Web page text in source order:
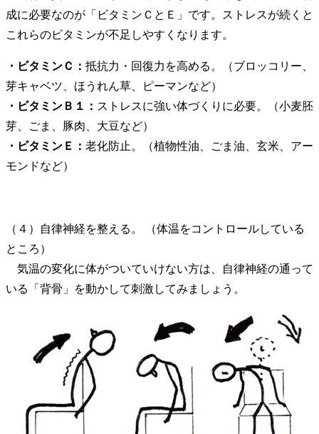
成に必要なのが「ビタミンＣとＥ」です。ストレスが続くと
これらのビタミンが不足しやすくなります。
・ビタミンＣ： 抵抗力・回復力を高める。（ブロッコリー、
芽キャベツ、ほうれん草、ピーマンなど）
・ビタミンＢ１： ストレスに強い体づくりに必要。（小麦胚
芽、ごま、豚肉、大豆など）
・ビタミンＥ： 老化防止。（植物性油、ごま油、玄米、アー
モンドなど）
（４）自律神経を整える。 （体温をコントロールしている
ところ）
気温の変化に体がついていけない方は、自律神経の通って
いる「背骨」を動かして刺激してみましょう。